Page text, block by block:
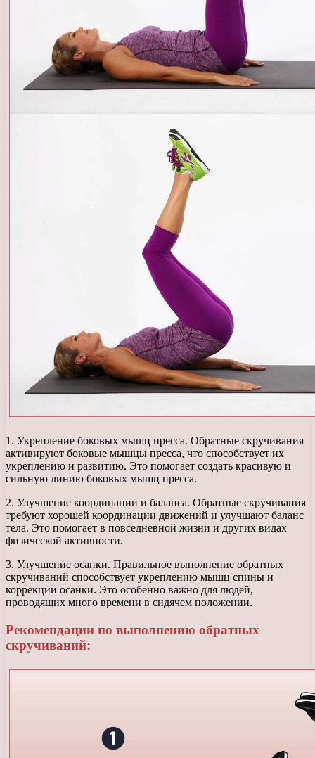
1. Укрепление боковых мышц пресса. Обратные скручивания
активируют боковые мышцы пресса, что способствует их
укреплению и развитию. Это помогает создать красивую и
сильную линию боковых мышц пресса.
2. Улучшение координации и баланса. Обратные скручивания
требуют хорошей координации движений и улучшают баланс
тела. Это помогает в повседневной жизни и других видах
физической активности.
3. Улучшение осанки. Правильное выполнение обратных
скручиваний способствует укреплению мышц спины и
коррекции осанки. Это особенно важно для людей,
проводящих много времени в сидячем положении.
Рекомендации по выполнению обратных
скручиваний: